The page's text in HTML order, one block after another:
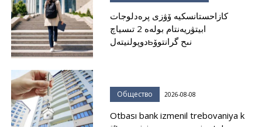
كازاحستانسكيە ۆۋزى پرەدلوجات
ابيتۋريەنتام بولەە 2 تىسياچ
دوپولنيتەلьنىح گرانتوۆ
Общество 2026-08-08
Otbası bank izmenil trebovaniya k